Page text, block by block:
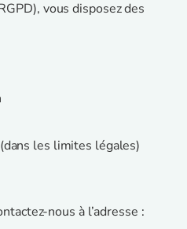
vous disposez des
les limites légales)
nous à l’adresse :